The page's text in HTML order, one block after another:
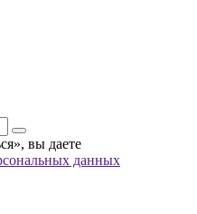
вы даете
данных